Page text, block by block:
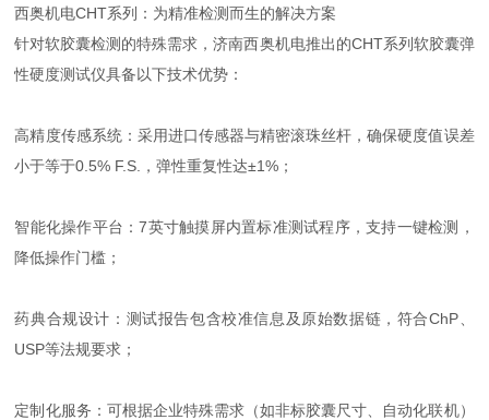
西奥机电CHT系列：为精准检测而生的解决方案
针对软胶囊检测的特殊需求，济南西奥机电推出的CHT系列软胶囊弹
性硬度测试仪具备以下技术优势：
高精度传感系统：采用进口传感器与精密滚珠丝杆，确保硬度值误差
小于等于0.5% F.S.，弹性重复性达±1%；
智能化操作平台：7英寸触摸屏内置标准测试程序，支持一键检测，
降低操作门槛；
药典合规设计：测试报告包含校准信息及原始数据链，符合ChP、
USP等法规要求；
定制化服务：可根据企业特殊需求（如非标胶囊尺寸、自动化联机）